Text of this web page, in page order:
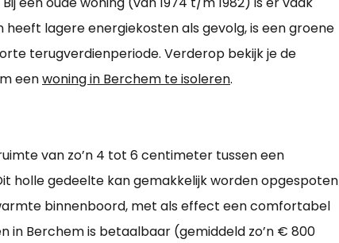
heeft lagere energiekosten als gevolg, is een groene
terugverdienperiode. Verderop bekijk je de
eenwoning in Berchem te isoleren.
van zo’n 4 tot 6 centimeter tussen een
holle gedeelte kan gemakkelijk worden opgespoten
binnenboord, met als effect een comfortabel
in Berchem is betaalbaar (gemiddeld zo’n € 800